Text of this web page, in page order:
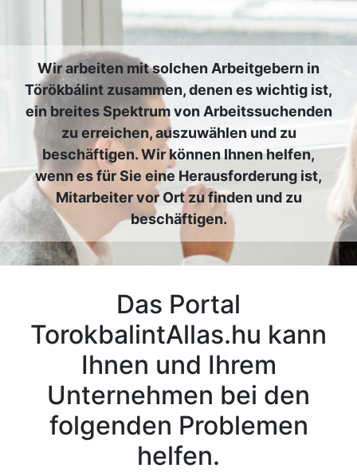
Wir arbeiten mit solchen Arbeitgebern in
Törökbálint zusammen, denen es wichtig ist,
ein breites Spektrum von Arbeitssuchenden
zu erreichen, auszuwählen und zu
beschäftigen. Wir können Ihnen helfen,
wenn es für Sie eine Herausforderung ist,
Mitarbeiter vor Ort zu finden und zu
beschäftigen.
Das Portal
TorokbalintAllas.hu kann
Ihnen und Ihrem
Unternehmen bei den
folgenden Problemen
helfen.